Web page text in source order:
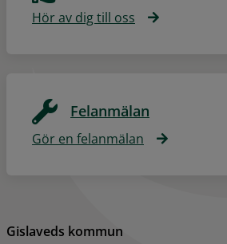
Hör av dig till oss
Felanmälan
Gör en felanmälan
Gislaveds kommun